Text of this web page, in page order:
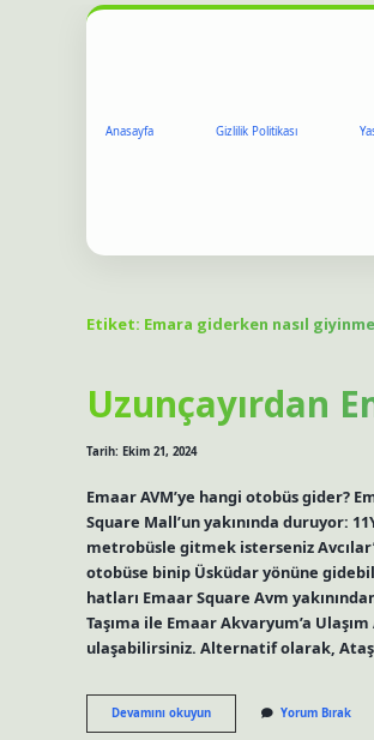
Anasayfa Gizlilik Politikası
Etiket: Emara giderken nasıl
Uzunçayırdan
Tarih: Ekim 21, 2024
Emaar AVM’ye hangi otobüs gider?
Square Mall’un yakınında duruyor:
metrobüsle gitmek isterseniz
otobüse binip Üsküdar yönüne
hatları Emaar Square Avm
Taşıma ile Emaar Akvaryum’a
ulaşabilirsiniz. Alternatif olarak,
Devamını okuyunUzunçayırdan
Emaar
Yorum Bırak